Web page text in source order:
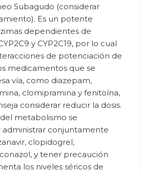
Subagudo (considerar
Es un potente
dependientes de
y CYP2C19, por lo cual
de potenciación de
medicamentos que se
vía, como diazepam,
clomipramina y fenitoína,
considerar reducir la dosis.
metabolismo se
conjuntamente
clopidogrel,
y tener precaución
los niveles séricos de